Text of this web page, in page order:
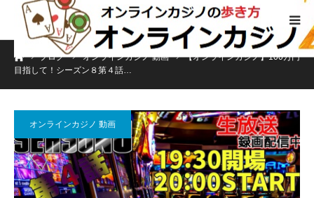
ホームブログ オンラインカジノ 動画
【オンラインカジノ】100万円
目指して！シーズン８第４話…
オンラインカジノ 動画